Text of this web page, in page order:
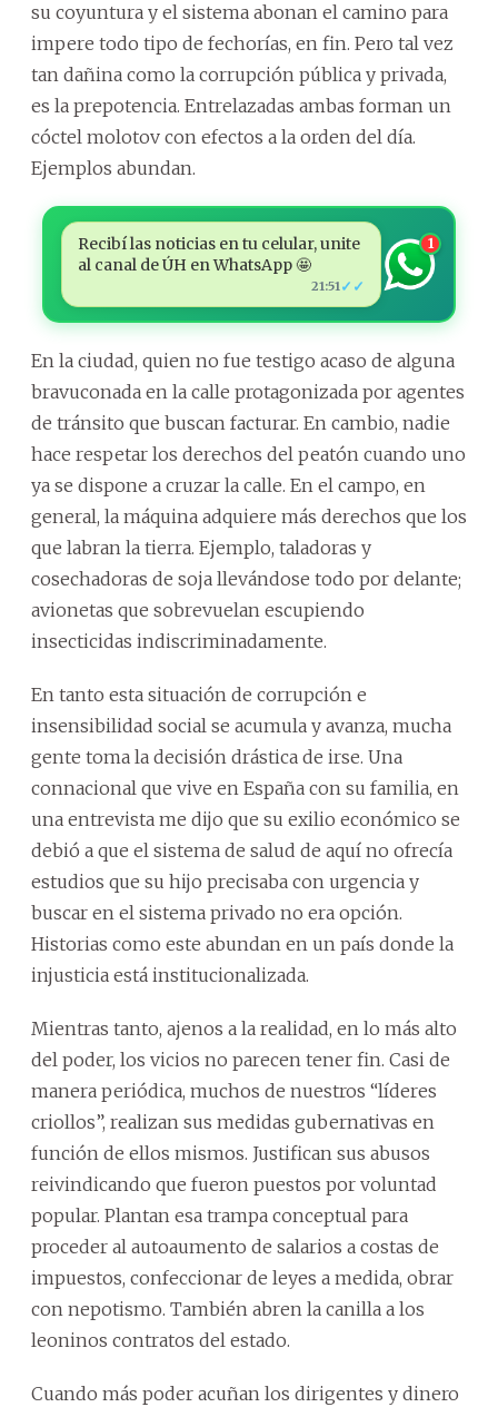
su coyuntura y el sistema abonan el camino para
impere todo tipo de fechorías, en fin. Pero tal vez
tan dañina como la corrupción pública y privada,
es la prepotencia. Entrelazadas ambas forman un
cóctel molotov con efectos a la orden del día.
Ejemplos abundan.
Recibí las noticias en tu celular, unite
al canal de ÚH en WhatsApp 🤩
21:51✓✓
1
En la ciudad, quien no fue testigo acaso de alguna
bravuconada en la calle protagonizada por agentes
de tránsito que buscan facturar. En cambio, nadie
hace respetar los derechos del peatón cuando uno
ya se dispone a cruzar la calle. En el campo, en
general, la máquina adquiere más derechos que los
que labran la tierra. Ejemplo, taladoras y
cosechadoras de soja llevándose todo por delante;
avionetas que sobrevuelan escupiendo
insecticidas indiscriminadamente.
En tanto esta situación de corrupción e
insensibilidad social se acumula y avanza, mucha
gente toma la decisión drástica de irse. Una
connacional que vive en España con su familia, en
una entrevista me dijo que su exilio económico se
debió a que el sistema de salud de aquí no ofrecía
estudios que su hijo precisaba con urgencia y
buscar en el sistema privado no era opción.
Historias como este abundan en un país donde la
injusticia está institucionalizada.
Mientras tanto, ajenos a la realidad, en lo más alto
del poder, los vicios no parecen tener fin. Casi de
manera periódica, muchos de nuestros “líderes
criollos”, realizan sus medidas gubernativas en
función de ellos mismos. Justifican sus abusos
reivindicando que fueron puestos por voluntad
popular. Plantan esa trampa conceptual para
proceder al autoaumento de salarios a costas de
impuestos, confeccionar de leyes a medida, obrar
con nepotismo. También abren la canilla a los
leoninos contratos del estado.
Cuando más poder acuñan los dirigentes y dinero